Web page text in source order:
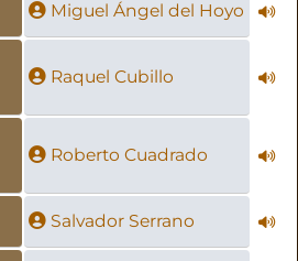
Miguel Ángel del Hoyo
Raquel Cubillo
Roberto Cuadrado
Salvador Serrano